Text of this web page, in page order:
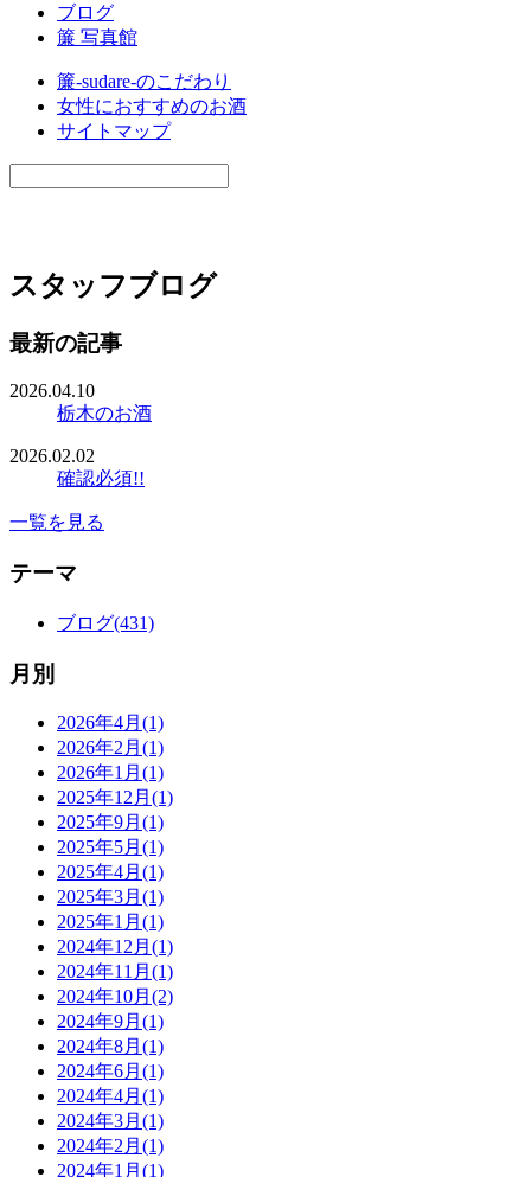
ブログ
簾 写真館
簾-sudare-のこだわり
女性におすすめのお酒
サイトマップ
スタッフブログ
最新の記事
2026.04.10
栃木のお酒
2026.02.02
確認必須!!
一覧を見る
テーマ
ブログ(431)
月別
2026年4月(1)
2026年2月(1)
2026年1月(1)
2025年12月(1)
2025年9月(1)
2025年5月(1)
2025年4月(1)
2025年3月(1)
2025年1月(1)
2024年12月(1)
2024年11月(1)
2024年10月(2)
2024年9月(1)
2024年8月(1)
2024年6月(1)
2024年4月(1)
2024年3月(1)
2024年2月(1)
2024年1月(1)